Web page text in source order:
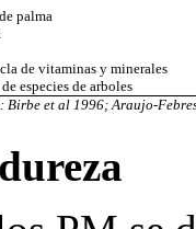
palma
de vitaminas y minerales
especies de arboles
: Birbe et al 1996; Araujo-